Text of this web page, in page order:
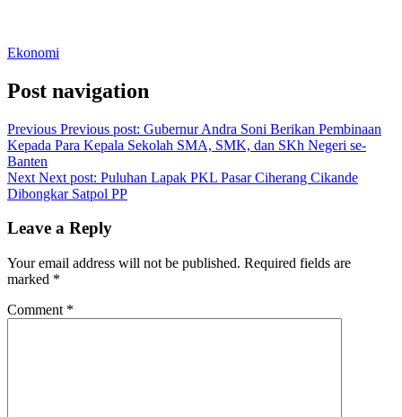
Ekonomi
Post navigation
Previous Previous post: Gubernur Andra Soni Berikan Pembinaan
Kepada Para Kepala Sekolah SMA, SMK, dan SKh Negeri se-
Banten
Next Next post: Puluhan Lapak PKL Pasar Ciherang Cikande
Dibongkar Satpol PP
Leave a Reply
Your email address will not be published. Required fields are
marked *
Comment *